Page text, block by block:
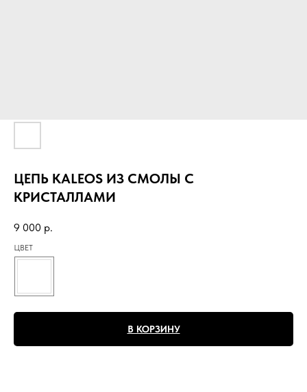
ЦЕПЬ KALEOS ИЗ СМОЛЫ С
КРИСТАЛЛАМИ
9 000 р.
ЦВЕТ
В КОРЗИНУ